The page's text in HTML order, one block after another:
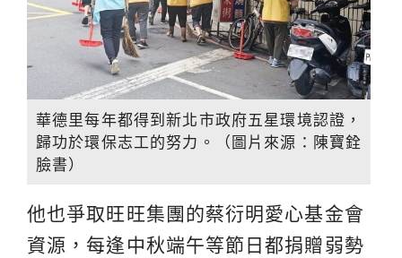
華德里每年都得到新北市政府五星環境認證，
歸功於環保志工的努力。（圖片來源：陳寶銓
臉書）
他也爭取旺旺集團的蔡衍明愛心基金會
資源，每逢中秋端午等節日都捐贈弱勢